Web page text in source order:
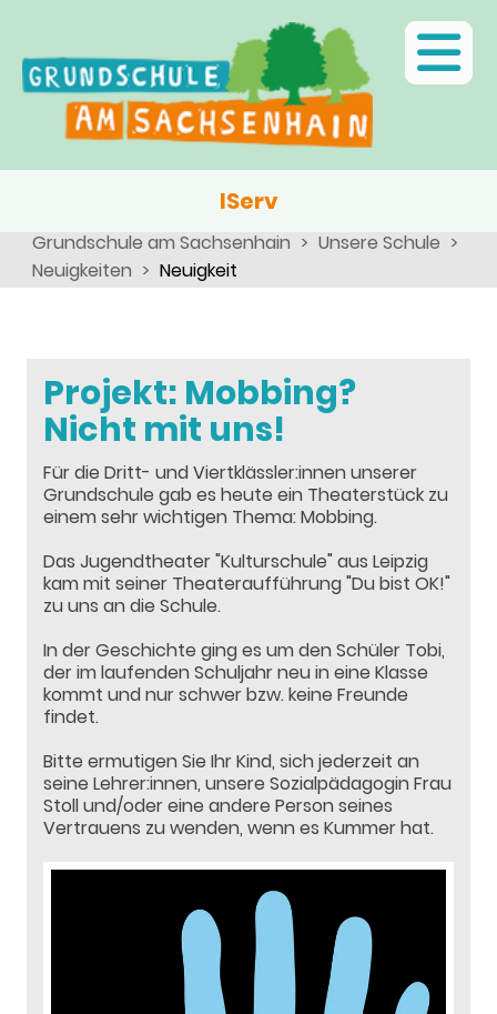
IServ
Grundschule am Sachsenhain
Unsere Schule
Neuigkeiten
Neuigkeit
Projekt: Mobbing?
Nicht mit uns!
Für die Dritt- und Viertklässler:innen unserer
Grundschule gab es heute ein Theaterstück zu
einem sehr wichtigen Thema: Mobbing.
Das Jugendtheater "Kulturschule" aus Leipzig
kam mit seiner Theateraufführung "Du bist OK!"
zu uns an die Schule.
In der Geschichte ging es um den Schüler Tobi,
der im laufenden Schuljahr neu in eine Klasse
kommt und nur schwer bzw. keine Freunde
findet.
Bitte ermutigen Sie Ihr Kind, sich jederzeit an
seine Lehrer:innen, unsere Sozialpädagogin Frau
Stoll und/oder eine andere Person seines
Vertrauens zu wenden, wenn es Kummer hat.
Kinder
Eltern
Schulsozialarbeit
Schulseelsorge
Angebote, Projekte, Aktionen, Arbeitsgemeinschaften